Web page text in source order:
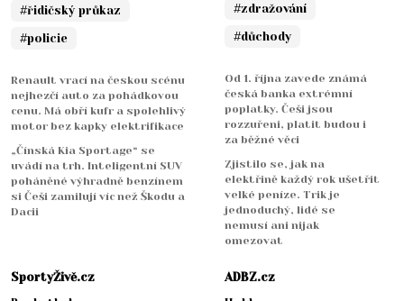
#řidičský průkaz
#policie
Renault vrací na českou scénu
nejhezčí auto za pohádkovou
cenu. Má obří kufr a spolehlivý
motor bez kapky elektrifikace
„Čínská Kia Sportage“ se
uvádí na trh. Inteligentní SUV
poháněné výhradně benzínem
si Češi zamilují víc než Škodu a
Dacii
#zdražování
#důchody
Od 1. října zavede známá
česká banka extrémní
poplatky. Češi jsou
rozzuřeni, platit budou i
za běžné věci
Zjistilo se, jak na
elektřině každý rok ušetřit
velké peníze. Trik je
jednoduchý, lidé se
nemusí ani nijak
omezovat
SportyŽivě.cz
ADBZ.cz